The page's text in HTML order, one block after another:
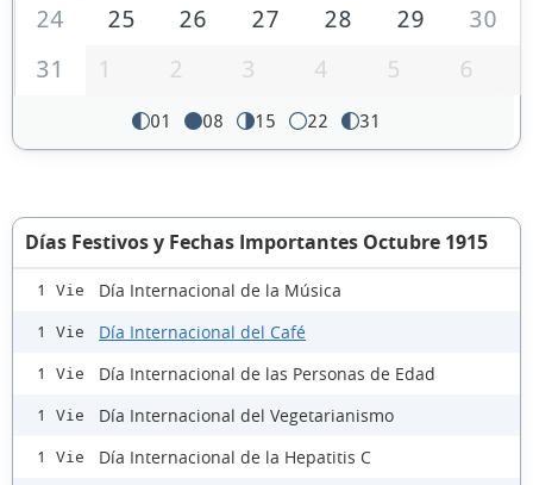
24
25 26 27 28 29
30
31
1 2 3 4 5 6
01 08 15 22 31
Días Festivos y Fechas Importantes Octubre 1915
1 Vie Día Internacional de la Música
1 Vie Día Internacional del Café
1 Vie Día Internacional de las Personas de Edad
1 Vie Día Internacional del Vegetarianismo
1 Vie Día Internacional de la Hepatitis C